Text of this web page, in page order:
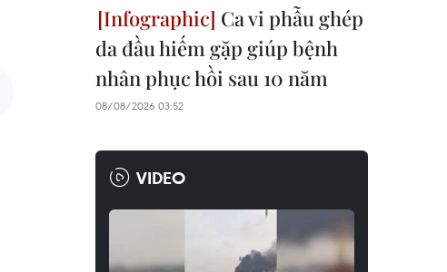
Ca vi phẫu ghép
da đầu hiếm gặp giúp bệnh
nhân phục hồi sau 10 năm
08/08/2026 03:52
VIDEO